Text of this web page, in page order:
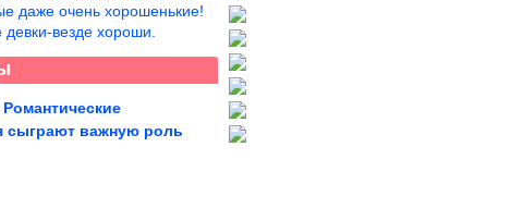
даже очень хорошенькие!
везде хороши.
сыграют важную роль
секрет